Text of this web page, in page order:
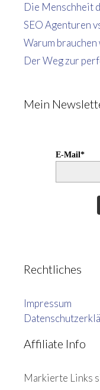
Die Menschheit
SEO Agenturen
Warum
Der Weg zur
Mein
E-Mail*
Rechtliches
Impressum
Affiliate Info
Markierte Links